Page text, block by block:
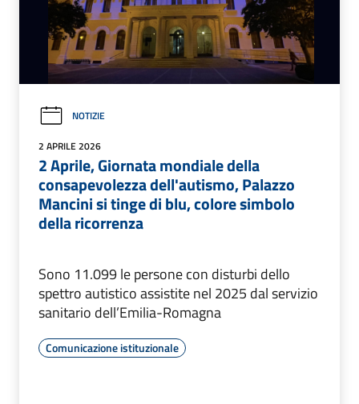
NOTIZIE
2 APRILE 2026
2 Aprile, Giornata mondiale della
consapevolezza dell'autismo, Palazzo
Mancini si tinge di blu, colore simbolo
della ricorrenza
Sono 11.099 le persone con disturbi dello
spettro autistico assistite nel 2025 dal servizio
sanitario dell’Emilia-Romagna
Comunicazione istituzionale